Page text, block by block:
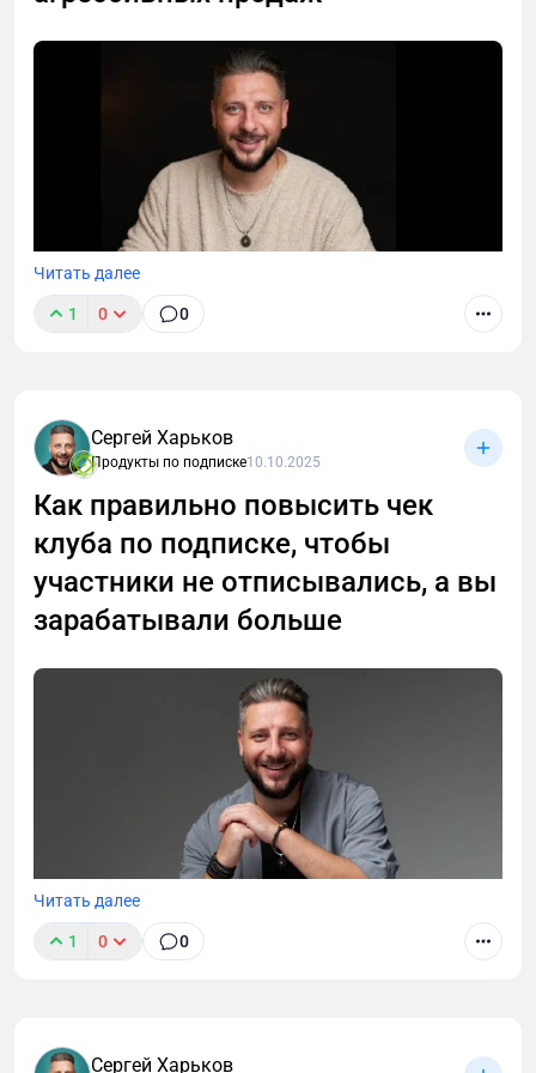
Как продавать подписку так, чтобы люди сами
хотели вступить в клуб, без давления и
дополнительных триггеров.
Читать далее
1 0 0
Сергей Харьков
Продукты по подписке10.10.2025
Как правильно повысить чек
клуба по подписке, чтобы
участники не отписывались, а вы
зарабатывали больше
цену — уйдёт половина базы. Слишком долго
Читать далее
1 0 0
Сергей Харьков